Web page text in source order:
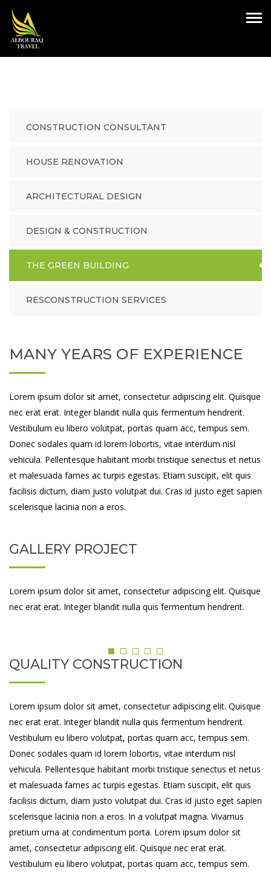
CONSTRUCTION CONSULTANT
HOUSE RENOVATION
ARCHITECTURAL DESIGN
DESIGN & CONSTRUCTION
THE GREEN BUILDING
RESCONSTRUCTION SERVICES
MANY YEARS OF EXPERIENCE
Lorem ipsum dolor sit amet, consectetur adipiscing elit. Quisque
nec erat erat. Integer blandit nulla quis fermentum hendrerit.
Vestibulum eu libero volutpat, portas quam acc, tempus sem.
Donec sodales quam id lorem lobortis, vitae interdum nisl
vehicula. Pellentesque habitant morbi tristique senectus et netus
et malesuada fames ac turpis egestas. Etiam suscipit, elit quis
facilisis dictum, diam justo volutpat dui. Cras id justo eget sapien
scelerisque lacinia non a eros.
GALLERY PROJECT
Lorem ipsum dolor sit amet, consectetur adipiscing elit. Quisque
nec erat erat. Integer blandit nulla quis fermentum hendrerit.
QUALITY CONSTRUCTION
Lorem ipsum dolor sit amet, consectetur adipiscing elit. Quisque
nec erat erat. Integer blandit nulla quis fermentum hendrerit.
Vestibulum eu libero volutpat, portas quam acc, tempus sem.
Donec sodales quam id lorem lobortis, vitae interdum nisl
vehicula. Pellentesque habitant morbi tristique senectus et netus
et malesuada fames ac turpis egestas. Etiam suscipit, elit quis
facilisis dictum, diam justo volutpat dui. Cras id justo eget sapien
scelerisque lacinia non a eros. In a volutpat magna. Vivamus
pretium urna at condimentum porta. Lorem ipsum dolor sit
amet, consectetur adipiscing elit. Quisque nec erat erat.
Vestibulum eu libero volutpat, portas quam acc, tempus sem.